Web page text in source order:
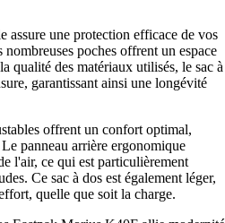
assure une protection efficace de vos
nombreuses poches offrent un espace
qualité des matériaux utilisés, le sac à
garantissant ainsi une longévité
offrent un confort optimal,
panneau arrière ergonomique
l'air, ce qui est particulièrement
Ce sac à dos est également léger,
quelle que soit la charge.